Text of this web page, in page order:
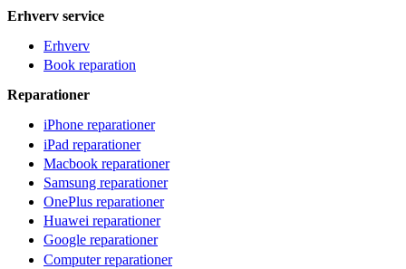
Erhverv service
Erhverv
Book reparation
Reparationer
iPhone reparationer
iPad reparationer
Macbook reparationer
Samsung reparationer
OnePlus reparationer
Huawei reparationer
Google reparationer
Computer reparationer